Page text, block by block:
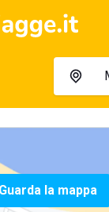
Guarda la mappa